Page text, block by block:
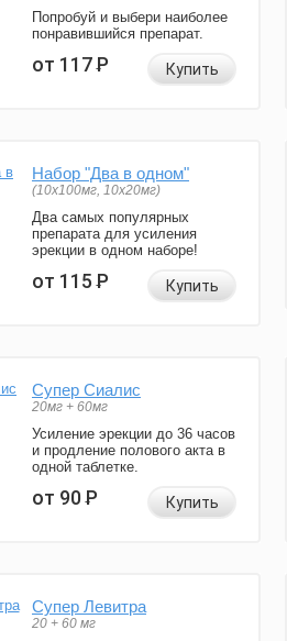
Попробуй и выбери наиболее
понравившийся препарат.
от 117Р Купить
Набор "Два в одном"
(10x100мг, 10x20мг)
Два самых популярных
препарата для усиления
эрекции в одном наборе!
от 115Р Купить
Супер Сиалис
20мг + 60мг
Усиление эрекции до 36 часов
и продление полового акта в
одной таблетке.
от 90Р Купить
Супер Левитра
20 + 60 мг